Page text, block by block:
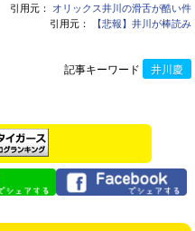
引用元： オリックス井川の滑舌が酷い件
引用元：
【悲報】井川が棒読み
記事キーワード 井川慶